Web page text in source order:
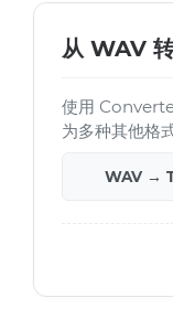
从 WAV
使用
为多种其他格
WAV →